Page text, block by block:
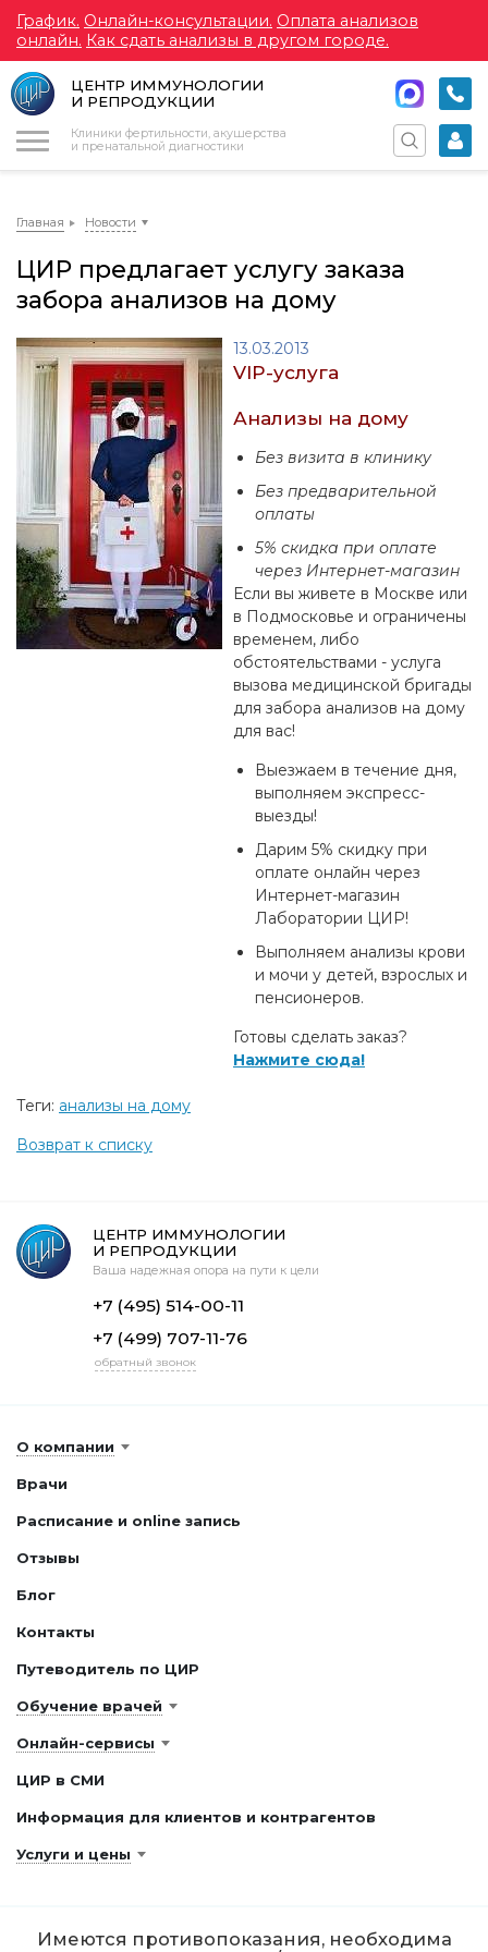
График. Онлайн-консультации. Оплата анализов
онлайн. Как сдать анализы в другом городе.
ЦЕНТР ИММУНОЛОГИИ
И РЕПРОДУКЦИИ
Клиники фертильности, акушерства
и пренатальной диагностики
Главная Новости
ЦИР предлагает услугу заказа
забора анализов на дому
13.03.2013
VIP-услуга
Анализы на дому
Без визита в клинику
Без предварительной
оплаты
5% скидка при оплате
через Интернет-магазин
Если вы живете в Москве или
в Подмосковье и ограничены
временем, либо
обстоятельствами - услуга
вызова медицинской бригады
для забора анализов на дому
для вас!
Выезжаем в течение дня,
выполняем экспресс-
выезды!
Дарим 5% скидку при
оплате онлайн через
Интернет-магазин
Лаборатории ЦИР!
Выполняем анализы крови
и мочи у детей, взрослых и
пенсионеров.
Готовы сделать заказ?
Нажмите сюда!
Теги: анализы на дому
Возврат к списку
ЦЕНТР ИММУНОЛОГИИ
И РЕПРОДУКЦИИ
Ваша надежная опора на пути к цели
+7 (495) 514-00-11
+7 (499) 707-11-76
обратный звонок
О компании
Врачи
Расписание и online запись
Отзывы
Блог
Контакты
Путеводитель по ЦИР
Обучение врачей
Онлайн-сервисы
ЦИР в СМИ
Информация для клиентов и контрагентов
Услуги и цены
Имеются противопоказания, необходима